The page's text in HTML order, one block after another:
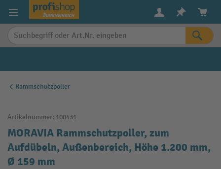
springen
Rammschutzpoller
Artikelnummer: 100431
MORAVIA Rammschutzpoller, zum
Aufdübeln, Außenbereich, Höhe 1.200 mm,
Ø 159 mm